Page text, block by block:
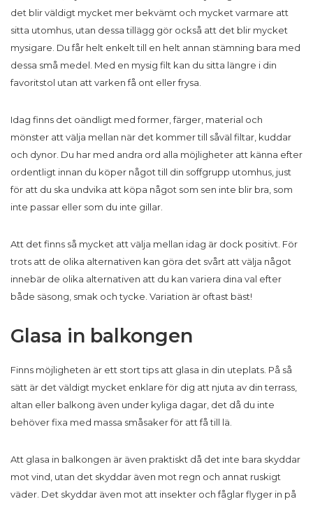
det blir väldigt mycket mer bekvämt och mycket varmare att
sitta utomhus, utan dessa tillägg gör också att det blir mycket
mysigare. Du får helt enkelt till en helt annan stämning bara med
dessa små medel. Med en mysig filt kan du sitta längre i din
favoritstol utan att varken få ont eller frysa.
Idag finns det oändligt med former, färger, material och
mönster att välja mellan när det kommer till såväl filtar, kuddar
och dynor. Du har med andra ord alla möjligheter att känna efter
ordentligt innan du köper något till din soffgrupp utomhus, just
för att du ska undvika att köpa något som sen inte blir bra, som
inte passar eller som du inte gillar.
Att det finns så mycket att välja mellan idag är dock positivt. För
trots att de olika alternativen kan göra det svårt att välja något
innebär de olika alternativen att du kan variera dina val efter
både säsong, smak och tycke. Variation är oftast bäst!
Glasa in balkongen
Finns möjligheten är ett stort tips att glasa in din uteplats. På så
sätt är det väldigt mycket enklare för dig att njuta av din terrass,
altan eller balkong även under kyliga dagar, det då du inte
behöver fixa med massa småsaker för att få till lä.
Att glasa in balkongen är även praktiskt då det inte bara skyddar
mot vind, utan det skyddar även mot regn och annat ruskigt
väder. Det skyddar även mot att insekter och fåglar flyger in på